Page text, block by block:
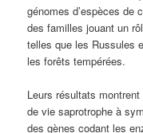
génomes d’espèces de
des familles jouant un
telles que les Russules
les forêts tempérées.
Leurs résultats
de vie saprotrophe à
des gènes codant les